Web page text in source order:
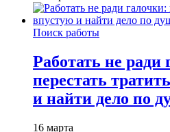
Поиск работы
Работать не ради
перестать
и найти дело по
16 марта